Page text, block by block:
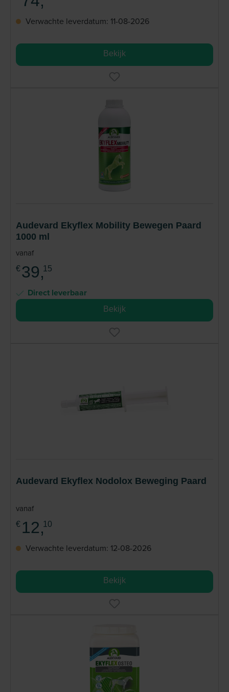
Verwachte leverdatum: 11-08-2026
Bekijk
Audevard Ekyflex Mobility Bewegen Paard
1000 ml
vanaf
€ 39,15
Direct leverbaar
Bekijk
Audevard Ekyflex Nodolox Beweging Paard
vanaf
€ 12,10
Verwachte leverdatum: 12-08-2026
Bekijk